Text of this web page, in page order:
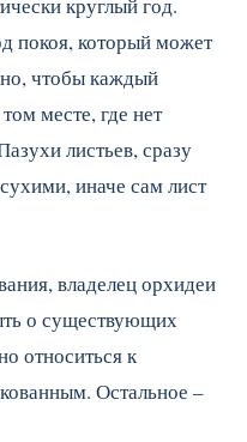
покоя, который может
чтобы каждый
месте, где нет
листьев, сразу
иначе сам лист
владелец орхидеи
о существующих
относиться к
Остальное –